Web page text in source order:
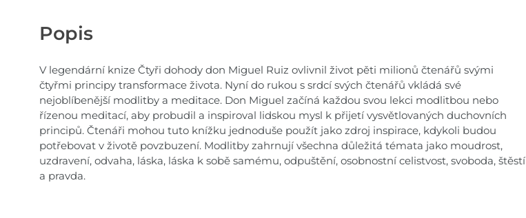
Popis
V legendární knize Čtyři dohody don Miguel Ruiz ovlivnil život pěti milionů čtenářů svými
čtyřmi principy transformace života. Nyní do rukou s srdcí svých čtenářů vkládá své
nejoblíbenější modlitby a meditace. Don Miguel začíná každou svou lekci modlitbou nebo
řízenou meditací, aby probudil a inspiroval lidskou mysl k přijetí vysvětlovaných duchovních
principů. Čtenáři mohou tuto knížku jednoduše použít jako zdroj inspirace, kdykoli budou
potřebovat v životě povzbuzení. Modlitby zahrnují všechna důležitá témata jako moudrost,
uzdravení, odvaha, láska, láska k sobě samému, odpuštění, osobnostní celistvost, svoboda, štěstí
a pravda.